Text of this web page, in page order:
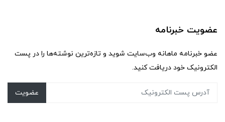
عضویت خبرنامه
عضو خبرنامه ماهانه وب‌سایت شوید و تازه‌ترین نوشته‌ها را در پست
الکترونیک خود دریافت کنید.
عضویت